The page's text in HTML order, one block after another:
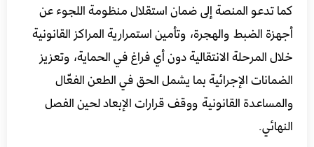
كما تدعو المنصة إلى ضمان استقلال منظومة اللجوء عن
أجهزة الضبط والهجرة، وتأمين استمرارية المراكز القانونية
خلال المرحلة الانتقالية دون أي فراغ في الحماية، وتعزيز
الضمانات الإجرائية بما يشمل الحق في الطعن الفعّال
والمساعدة القانونية ووقف قرارات الإبعاد لحين الفصل
النهائي.